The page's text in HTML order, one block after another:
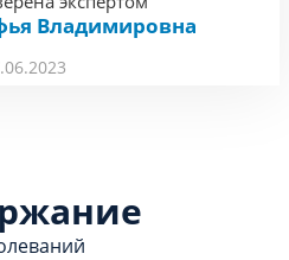
Владимировна